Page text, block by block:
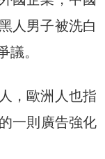
人男子被洗白
。
，歐洲人也指
一則廣告強化